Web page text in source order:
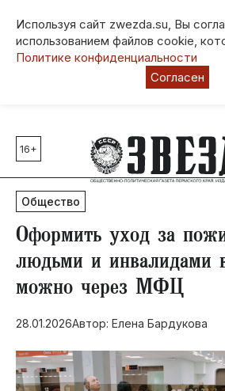
Используя сайт zwezda.su, Вы
использованием файлов cookie,
Политике конфиденциальности
Согласен
Главные темы
80 лет Победы
Молодежная столица РФ
СВО
Социальная поддержка
Инфраструктура
Благоустройство
16+
Общество
​Оформить уход за
людьми и инвалидами
можно через МФЦ
28.01.2026Автор: Елена Бардукова